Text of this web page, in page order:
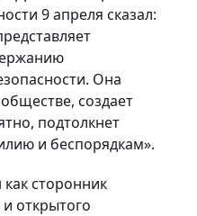
9 апреля сказал:
Она
создает
подтолкнет
и беспорядкам».
как сторонник
открытого